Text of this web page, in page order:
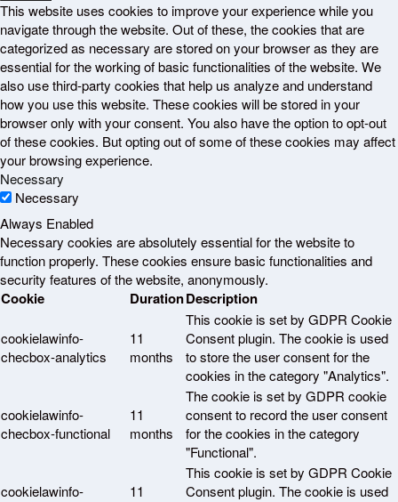
This website uses cookies to improve your experience while you
navigate through the website. Out of these, the cookies that are
categorized as necessary are stored on your browser as they are
essential for the working of basic functionalities of the website. We
also use third-party cookies that help us analyze and understand
how you use this website. These cookies will be stored in your
browser only with your consent. You also have the option to opt-out
of these cookies. But opting out of some of these cookies may affect
your browsing experience.
Necessary
Necessary
Always Enabled
Necessary cookies are absolutely essential for the website to
function properly. These cookies ensure basic functionalities and
security features of the website, anonymously.
Cookie DurationDescription
cookielawinfo-
checbox-analytics
11
months
This cookie is set by GDPR Cookie
Consent plugin. The cookie is used
to store the user consent for the
cookies in the category "Analytics".
cookielawinfo-
checbox-functional
11
months
The cookie is set by GDPR cookie
consent to record the user consent
for the cookies in the category
"Functional".
cookielawinfo-
11
This cookie is set by GDPR Cookie
Consent plugin. The cookie is used